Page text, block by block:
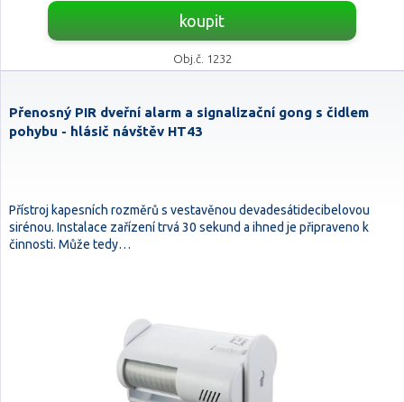
koupit
Obj.č. 1232
Přenosný PIR dveřní alarm a signalizační gong s čidlem
pohybu - hlásič návštěv HT43
Přístroj kapesních rozměrů s vestavěnou devadesátidecibelovou
sirénou. Instalace zařízení trvá 30 sekund a ihned je připraveno k
činnosti. Může tedy…